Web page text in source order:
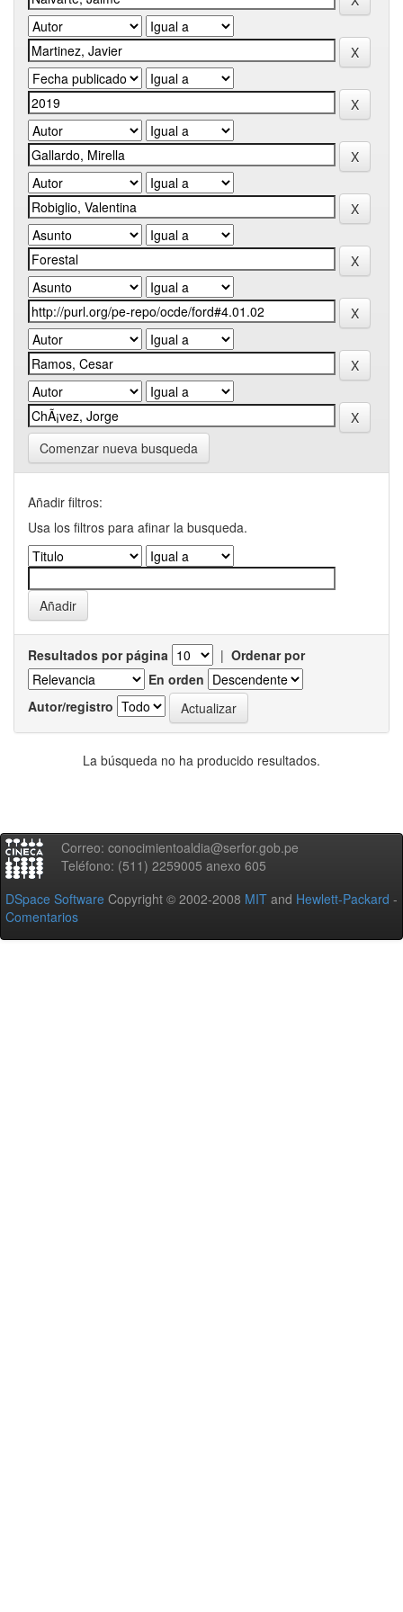
Comenzar nueva busqueda
Añadir filtros:
Usa los filtros para afinar la busqueda.
Resultados por página | Ordenar por
En orden
Autor/registro
La búsqueda no ha producido resultados.
Correo: conocimientoaldia@serfor.gob.pe
Teléfono: (511) 2259005 anexo 605
DSpace Software Copyright © 2002-2008 MIT and Hewlett-Packard -
Comentarios